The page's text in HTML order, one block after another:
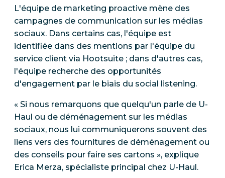
L'équipe de marketing proactive mène des
campagnes de communication sur les médias
sociaux. Dans certains cas, l'équipe est
identifiée dans des mentions par l'équipe du
service client via Hootsuite ; dans d'autres cas,
l'équipe recherche des opportunités
d'engagement par le biais du social listening.
« Si nous remarquons que quelqu'un parle de U-
Haul ou de déménagement sur les médias
sociaux, nous lui communiquerons souvent des
liens vers des fournitures de déménagement ou
des conseils pour faire ses cartons », explique
Erica Merza, spécialiste principal chez U-Haul.